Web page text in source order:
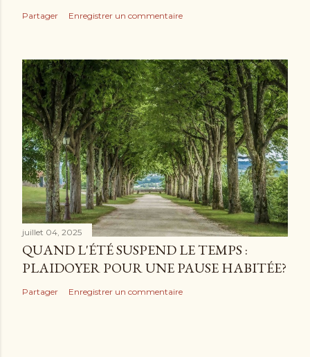
Partager Enregistrer un commentaire
juillet 04, 2025
QUAND L'ÉTÉ SUSPEND LE TEMPS :
PLAIDOYER POUR UNE PAUSE HABITÉE?
Partager Enregistrer un commentaire